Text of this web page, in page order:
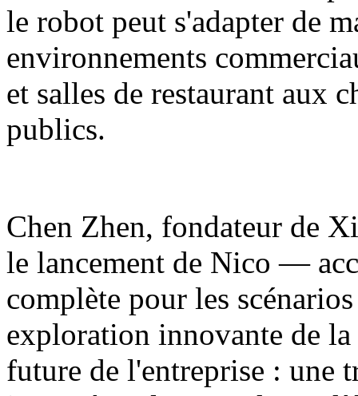
le robot peut s'adapter de
environnements
et salles de restaurant aux
publics.
Chen Zhen, fondateur de
le lancement de Nico —
complète pour les
exploration innovante de
future de l'entreprise : une